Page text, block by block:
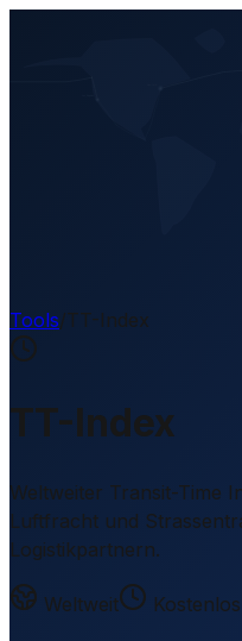
Tools/TT-Index
TT-Index
Weltweiter Transit-Time
Luftfracht und
Logistikpartnern.
Weltweit Kostenlos